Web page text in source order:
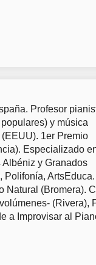
Profesor
y música
1er Premio
Especializado
y Granados
Polifonía, ArtsEduca.
Natural (Bromera).
(Rivera),
a Improvisar al